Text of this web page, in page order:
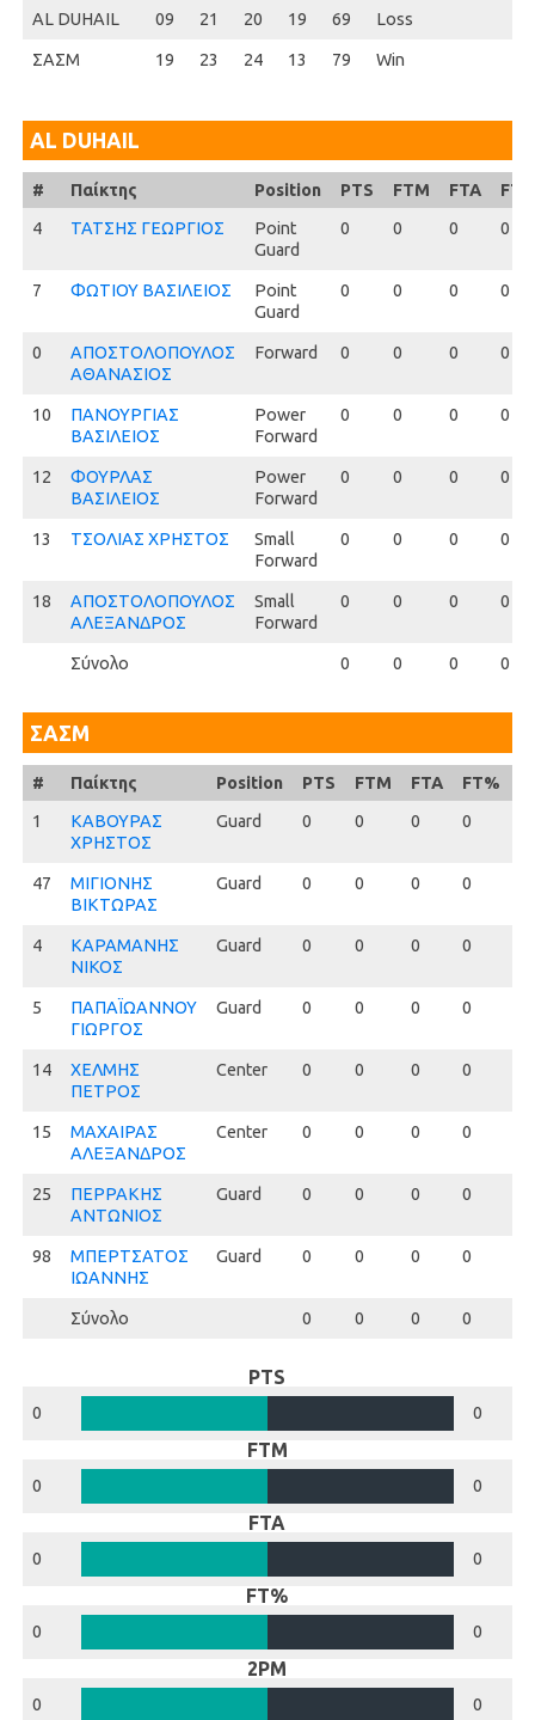
AL DUHAIL
09 21 20 19 69 Loss
ΣΑΣΜ 19 23 24 13 79 Win
AL DUHAIL
#
4
7
0
10
12
13
18
# Παίκτης Position PTS FTM FTA
4
ΤΑΤΣΗΣ ΓΕΩΡΓΙΟΣ
Point
Guard
0 0 0 0
7 ΦΩΤΙΟΥ ΒΑΣΙΛΕΙΟΣ
Point
Guard
0 0 0 0
0
ΑΠΟΣΤΟΛΟΠΟΥΛΟΣ
ΑΘΑΝΑΣΙΟΣ
Forward 0 0 0 0
10
ΠΑΝΟΥΡΓΙΑΣ
ΒΑΣΙΛΕΙΟΣ
Power
Forward
0 0 0 0
12
ΦΟΥΡΛΑΣ
ΒΑΣΙΛΕΙΟΣ
Power
Forward
0 0 0 0
13 ΤΣΟΛΙΑΣ ΧΡΗΣΤΟΣ
Small
Forward
0 0 0 0
18
ΑΠΟΣΤΟΛΟΠΟΥΛΟΣ
ΑΛΕΞΑΝΔΡΟΣ
Small
Forward
0 0 0 0
Σύνολο 0 0 0 0
ΣΑΣΜ
#
1
47
4
5
14
15
25
98
# Παίκτης Position PTS FTM FTA FT%
1
ΚΑΒΟΥΡΑΣ
ΧΡΗΣΤΟΣ
Guard 0 0 0 0
47
ΜΙΓΙΟΝΗΣ
ΒΙΚΤΩΡΑΣ
Guard 0 0 0 0
4
ΚΑΡΑΜΑΝΗΣ
ΝΙΚΟΣ
Guard 0 0 0 0
5
ΠΑΠΑΪΩΑΝΝΟΥ
ΓΙΩΡΓΟΣ
Guard 0 0 0 0
14
ΧΕΛΜΗΣ
ΠΕΤΡΟΣ
Center 0 0 0 0
15
ΜΑΧΑΙΡΑΣ
ΑΛΕΞΑΝΔΡΟΣ
Center 0 0 0 0
25
ΠΕΡΡΑΚΗΣ
ΑΝΤΩΝΙΟΣ
Guard 0 0 0 0
98
ΜΠΕΡΤΣΑΤΟΣ
ΙΩΑΝΝΗΣ
Guard 0 0 0 0
Σύνολο 0 0 0 0
PTS
0 0
FTM
0 0
FTA
0 0
FT%
0 0
2PM
0 0